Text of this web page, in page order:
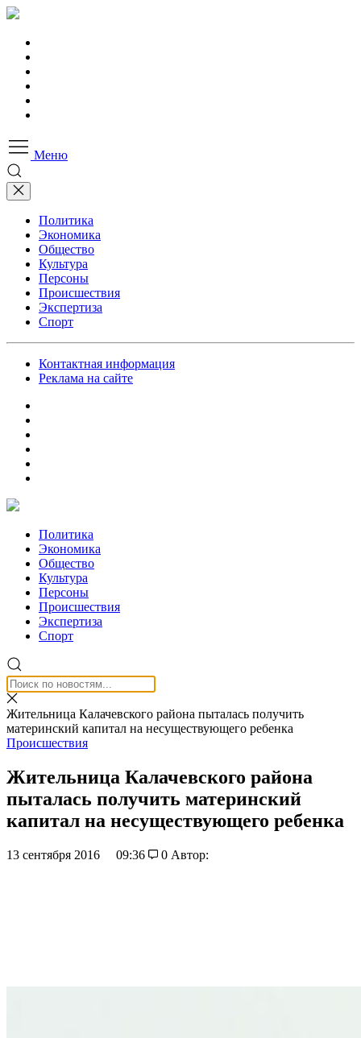
Меню
Политика
Экономика
Общество
Культура
Персоны
Происшествия
Экспертиза
Спорт
Контактная информация
Реклама на сайте
Политика
Экономика
Общество
Культура
Персоны
Происшествия
Экспертиза
Спорт
Жительница Калачевского района пыталась получить
материнский капитал на несуществующего ребенка
Происшествия
Жительница Калачевского района
пыталась получить материнский
капитал на несуществующего ребенка
13 сентября 2016 09:36 0 Автор: